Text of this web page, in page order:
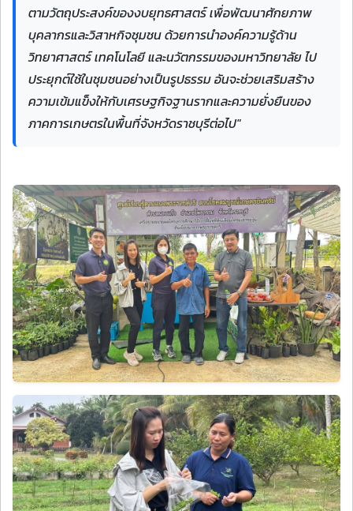
ตามวัตถุประสงค์ของงบยุทธศาสตร์ เพื่อพัฒนาศักยภาพ
บุคลากรและวิสาหกิจชุมชน ด้วยการนำองค์ความรู้ด้าน
วิทยาศาสตร์ เทคโนโลยี และนวัตกรรมของมหาวิทยาลัย ไป
ประยุกต์ใช้ในชุมชนอย่างเป็นรูปธรรม อันจะช่วยเสริมสร้าง
ความเข้มแข็งให้กับเศรษฐกิจฐานรากและความยั่งยืนของ
ภาคการเกษตรในพื้นที่จังหวัดราชบุรีต่อไป"